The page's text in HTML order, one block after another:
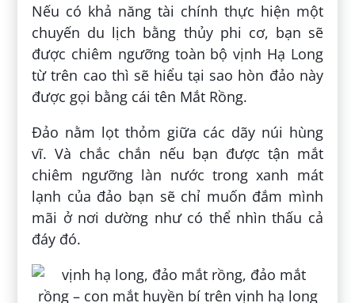
Nếu có khả năng tài chính thực hiện một
chuyến du lịch bằng thủy phi cơ, bạn sẽ
được chiêm ngưỡng toàn bộ vịnh Hạ Long
từ trên cao thì sẽ hiểu tại sao hòn đảo này
được gọi bằng cái tên Mắt Rồng.
Đảo nằm lọt thỏm giữa các dãy núi hùng
vĩ. Và chắc chắn nếu bạn được tận mắt
chiêm ngưỡng làn nước trong xanh mát
lạnh của đảo bạn sẽ chỉ muốn đắm mình
mãi ở nơi dường như có thể nhìn thấu cả
đáy đó.